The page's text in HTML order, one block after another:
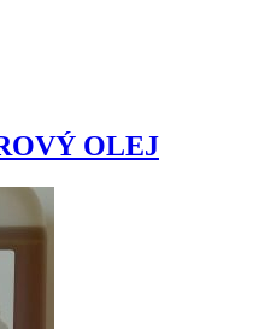
OLEJ